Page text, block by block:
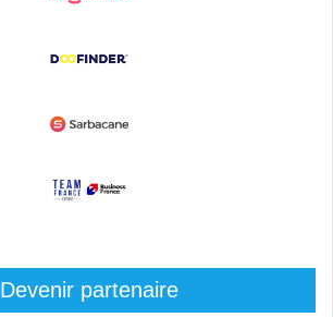
Devenir partenaire